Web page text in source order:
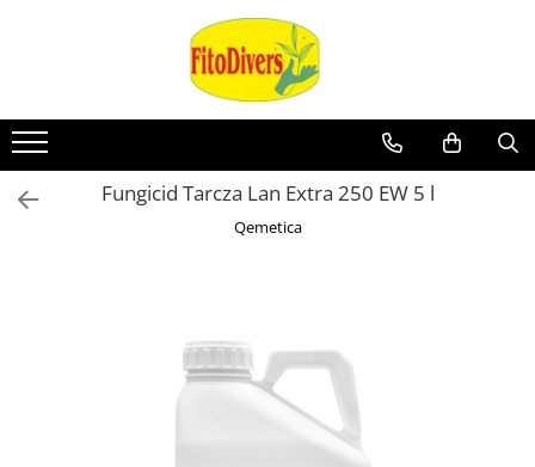
Fungicid Tarcza Lan Extra 250 EW 5 l
Qemetica